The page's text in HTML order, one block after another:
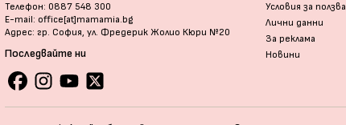
Телефон: 0887 548 300
E-mail: office[at]mamamia.bg
Адрес: гр. София, ул. Фредерик Жолио Кюри №20
Последвайте ни
Условия за
Лични данни
За реклама
Новини